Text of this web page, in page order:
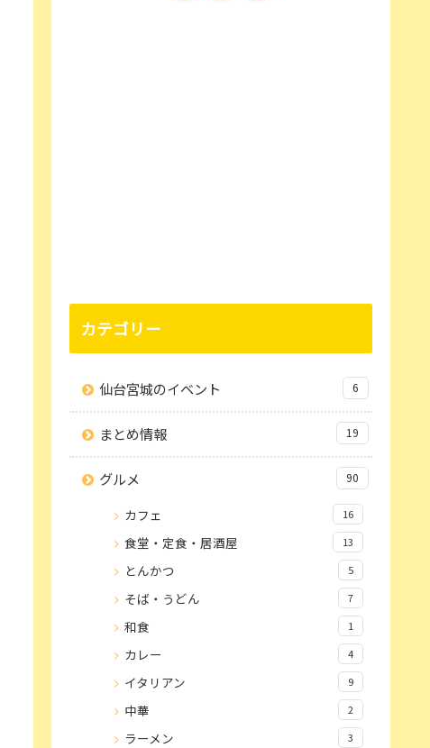
カテゴリー
仙台宮城のイベント 6
まとめ情報 19
グルメ 90
カフェ 16
食堂・定食・居酒屋 13
とんかつ 5
そば・うどん 7
和食 1
カレー 4
イタリアン 9
中華 2
ラーメン 3